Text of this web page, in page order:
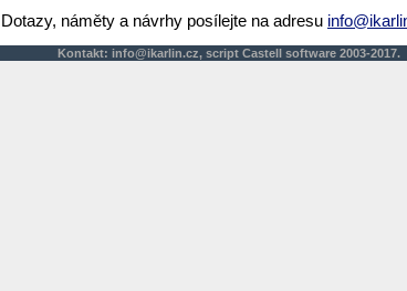
Dotazy, náměty a návrhy posílejte na adresu
Kontakt: info@ikarlin.cz, script Castell software 2003-2017.